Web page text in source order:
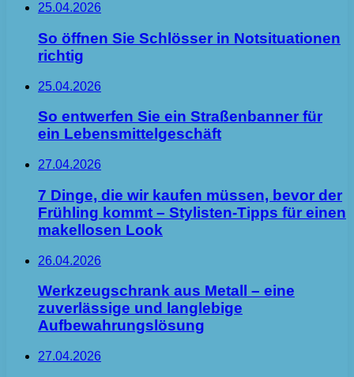
25.04.2026
So öffnen Sie Schlösser in Notsituationen
richtig
25.04.2026
So entwerfen Sie ein Straßenbanner für
ein Lebensmittelgeschäft
27.04.2026
7 Dinge, die wir kaufen müssen, bevor der
Frühling kommt – Stylisten-Tipps für einen
makellosen Look
26.04.2026
Werkzeugschrank aus Metall – eine
zuverlässige und langlebige
Aufbewahrungslösung
27.04.2026